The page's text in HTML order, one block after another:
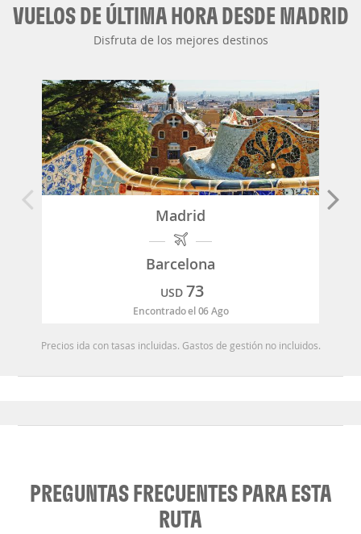
VUELOS DE ÚLTIMA HORA DESDE MADRID
Disfruta de los mejores destinos
Madrid
Barcelona
USD 73
Encontrado el 06 Ago
Precios ida con tasas incluidas. Gastos de gestión no incluidos.
PREGUNTAS FRECUENTES PARA ESTA
RUTA